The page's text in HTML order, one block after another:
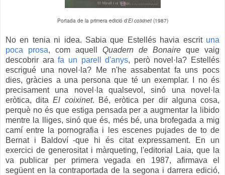
Portada de la primera edició d'El coixinet(1987)
No en tenia ni idea. Sabia que Estellés havia escrit una
poca prosa, com aquell Quadern de Bonaire que vaig
descobrir arafa un parell d'anys, però novel·la? Estellés
escrigué una novel·la? Me n'he assabentat fa uns pocs
dies, gràcies a una persona que té un exemplar. I no és
precisament una novel·la qualsevol, sinó una novel·la
eròtica, ditaEl coixinet. Bé, eròtica per dir alguna cosa,
perquè no és que estiga pensada per a augmentar la libido
mentre la lliges, sinó que és, més bé, una brofegada a mig
camí entre la pornografia i les escenes pujades de to de
Bernat i Baldoví -que hi és citat expressament. En un
exercici de generositat i màrqueting, l'editorial Laia, que la
va publicar per primera vegada en 1987, afirmava el
següent en la contraportada de la segona i darrera edició,